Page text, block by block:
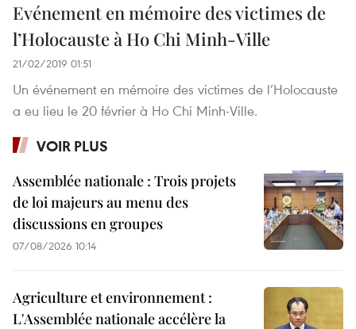
Evénement en mémoire des victimes de
l’Holocauste à Ho Chi Minh-Ville
21/02/2019 01:51
Un événement en mémoire des victimes de l’Holocauste
a eu lieu le 20 février à Ho Chi Minh-Ville.
VOIR PLUS
Assemblée nationale : Trois projets
de loi majeurs au menu des
discussions en groupes
07/08/2026 10:14
Agriculture et environnement :
L'Assemblée nationale accélère la